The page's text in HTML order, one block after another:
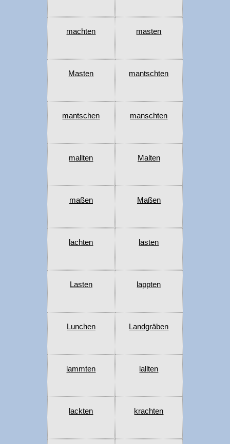
machten masten
Masten mantschten
mantschen manschten
mallten Malten
maßen Maßen
lachten lasten
Lasten lappten
Lunchen Landgräben
lammten lallten
lackten krachten